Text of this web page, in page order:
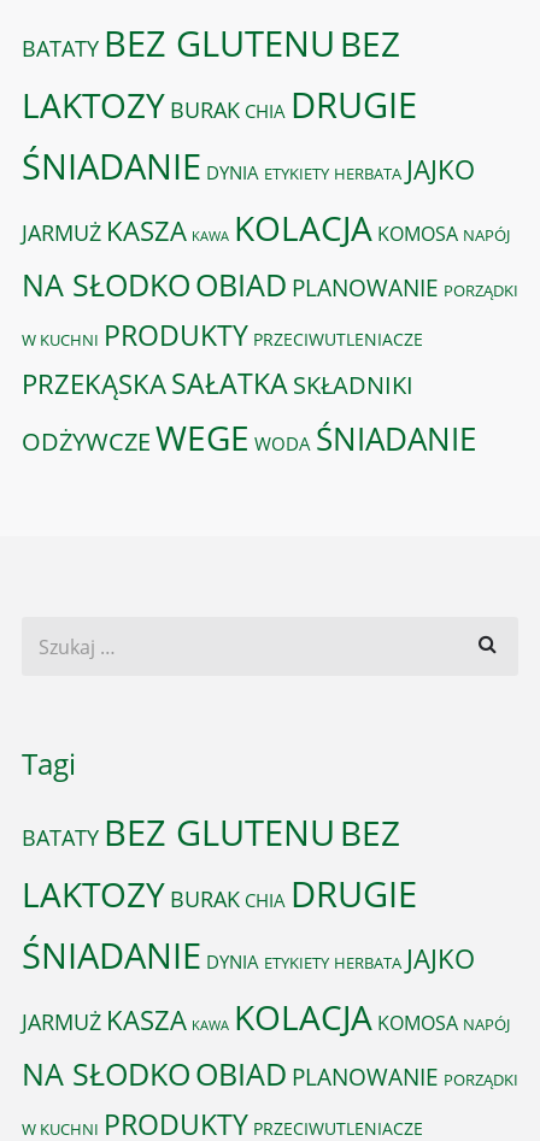
BATATY BEZ GLUTENU BEZ
LAKTOZY BURAK CHIA DRUGIE
ŚNIADANIE DYNIA ETYKIETY HERBATA JAJKO
JARMUŻ KASZA KAWA KOLACJA KOMOSA NAPÓJ
NA SŁODKOOBIAD PLANOWANIE PORZĄDKI
W KUCHNI PRODUKTY PRZECIWUTLENIACZE
PRZEKĄSKASAŁATKASKŁADNIKI
ODŻYWCZEWEGE WODA ŚNIADANIE
Tagi
BATATY BEZ GLUTENU BEZ
LAKTOZY BURAK CHIA DRUGIE
ŚNIADANIE DYNIA ETYKIETY HERBATA JAJKO
JARMUŻ KASZA KAWA KOLACJA KOMOSA NAPÓJ
NA SŁODKOOBIAD PLANOWANIE PORZĄDKI
W KUCHNI PRODUKTY PRZECIWUTLENIACZE